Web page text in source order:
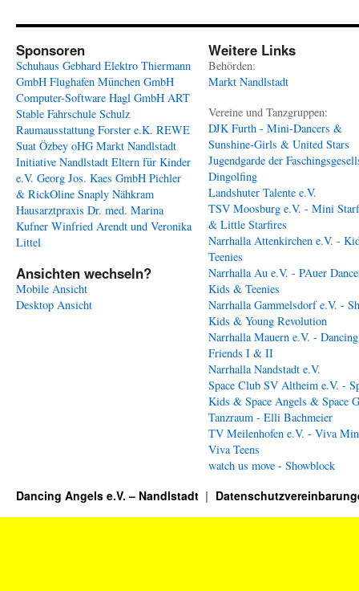
Sponsoren
Schuhaus Gebhard Elektro Thiermann
GmbH Flughafen München GmbH
Computer-Software Hagl GmbH ART
Stable Fahrschule Schulz
Raumausstattung Forster e.K. REWE
Suat Özbey oHG Markt Nandlstadt
Initiative Nandlstadt Eltern für Kinder
e.V. Georg Jos. Kaes GmbH Pichler
& RickOline Snaply Nähkram
Hausarztpraxis Dr. med. Marina
Kufner Winfried Arendt und Veronika
Littel
Ansichten wechseln?
Mobile Ansicht
Desktop Ansicht
Weitere Links
Behörden:
Markt Nandlstadt
Vereine und Tanzgruppen:
DJK Furth - Mini-Dancers &
Sunshine-Girls & United Stars
Jugendgarde der
Dingolfing
Landshuter Talente e.V.
TSV Moosburg e.V. - Mini
& Little Starfires
Narrhalla Attenkirchen e.V. -
Teenies
Narrhalla Au e.V. - PAuer
Kids & Teenies
Narrhalla Gammelsdorf e.V. -
Kids & Young Revolution
Narrhalla Mauern e.V. - Dancing
Friends I & II
Narrhalla Nandstadt e.V.
Space Club SV Altheim e.V. -
Kids & Space Angels & Space
Tanzraum - Elli Bachmeier
TV Meilenhofen e.V. - Viva
Viva Teens
watch us move - Showblock
Dancing Angels e.V. – Nandlstadt